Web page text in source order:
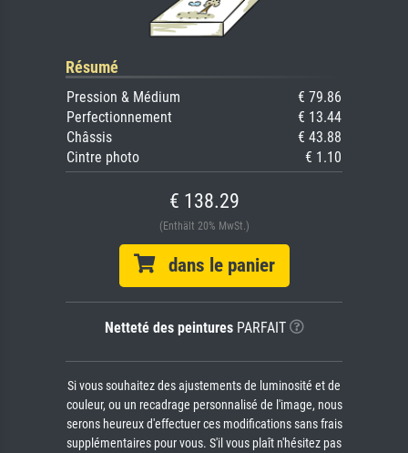
Résumé
Pression & Médium
€ 79.86
Perfectionnement
€ 13.44
Châssis
€ 43.88
Cintre photo
€ 1.10
€ 138.29
(Enthält 20% MwSt.)
dans le panier
Netteté des peinturesPARFAIT
Si vous souhaitez des ajustements de luminosité et de
couleur, ou un recadrage personnalisé de l'image, nous
serons heureux d'effectuer ces modifications sans frais
supplémentaires pour vous. S'il vous plaît n'hésitez pas